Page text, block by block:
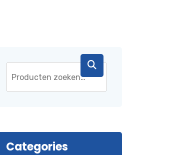
Categories